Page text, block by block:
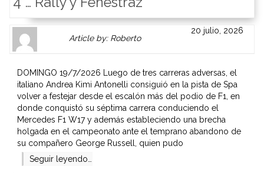
Gravatar
is
here.
Clickable
link
Author
page.
Article by: Robertolink
to
website
or
other
works.
admin
20 julio, 2026
DOMINGO 19/7/2026 Luego de tres carreras adversas, el
italiano Andrea Kimi Antonelli consiguió en la pista de Spa
volver a festejar desde el escalón más del podio de F1, en
donde conquistó su séptima carrera conduciendo el
Mercedes F1 W17 y además estableciendo una brecha
holgada en el campeonato ante el temprano abandono de
su compañero George Russell, quien pudo
Seguir leyendo…